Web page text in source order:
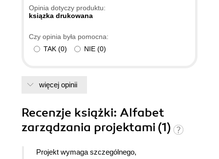
Opinia dotyczy produktu:
ksiązka drukowana
Czy opinia była pomocna:
TAK (0) NIE (0)
więcej opinii
Recenzje książki: Alfabet
zarządzania projektami (1)
Projekt wymaga szczególnego,